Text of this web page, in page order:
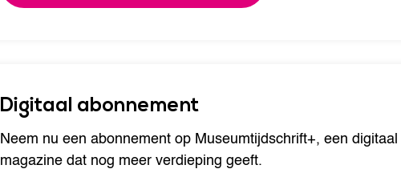
Digitaal abonnement
Neem nu een abonnement op Museumtijdschrift+, een digitaal
magazine dat nog meer verdieping geeft.